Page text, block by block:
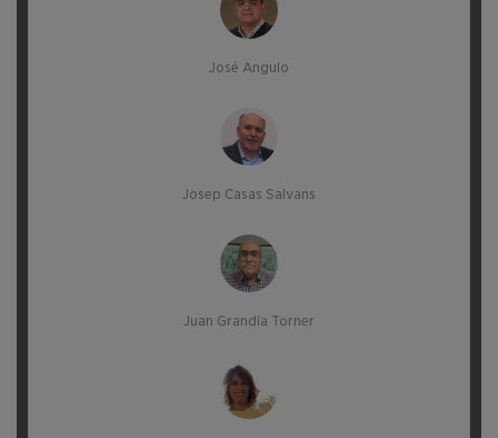
José Angulo
Josep Casas Salvans
Juan Grandía Torner